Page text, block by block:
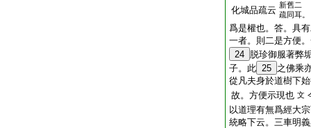
化城品疏云 新舊二
疏同耳。
爲是權也。答。具
一者。則二是方便
24 脱珍御服著弊
子。此 25 之佛乘
從凡夫身於道樹下
故。方便示現也 文
以道理有無爲經大
統略下云。三車明